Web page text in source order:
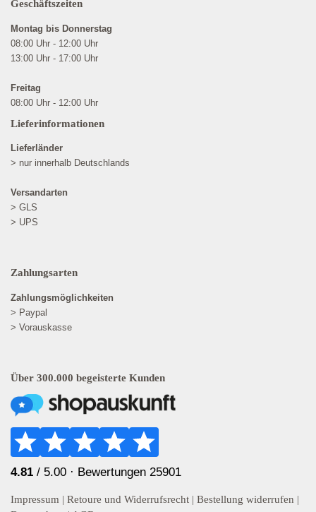
Geschäftszeiten
Montag bis Donnerstag
08:00 Uhr - 12:00 Uhr
13:00 Uhr - 17:00 Uhr
Freitag
08:00 Uhr - 12:00 Uhr
Lieferinformationen
Lieferländer
> nur innerhalb Deutschlands
Versandarten
> GLS
> UPS
Zahlungsarten
Zahlungsmöglichkeiten
> Paypal
> Vorauskasse
Über 300.000 begeisterte Kunden
4.81 / 5.00 · Bewertungen 25901
Impressum | Retoure und Widerrufsrecht | Bestellung widerrufen |